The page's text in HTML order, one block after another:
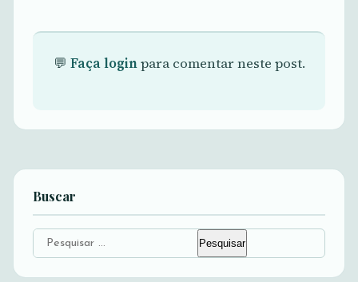
💬 Faça loginpara comentar neste post.
Buscar
Pesquisar
por: